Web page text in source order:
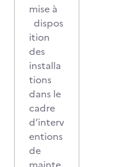
mise à
dispos
ition
des
installa
tions
dans le
cadre
d’interv
entions
de